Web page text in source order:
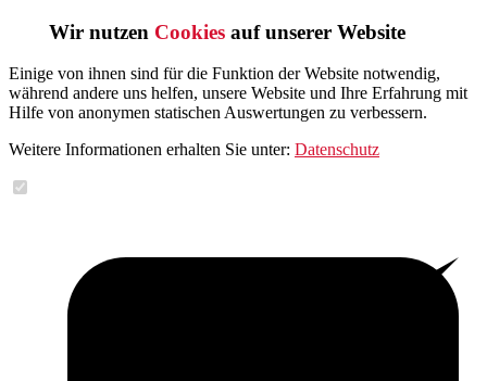
Wir nutzen Cookies auf unserer Website
Einige von ihnen sind für die Funktion der Website notwendig,
während andere uns helfen, unsere Website und Ihre Erfahrung mit
Hilfe von anonymen statischen Auswertungen zu verbessern.
Weitere Informationen erhalten Sie unter: Datenschutz